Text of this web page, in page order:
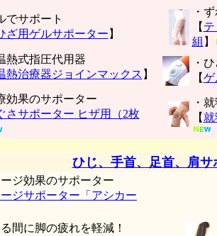
でサポート
ざ用ゲルサポーター 】
・
【
組 】
熱式指圧代用器
熱治療器ジョインマックス 】
・
【ゲ
効果のサポーター
さサポーター ヒザ用（2枚
・
【
ひじ、手首、足首、肩サ
ージ効果のサポーター
ジサポーター「アシカー
る間に脚の疲れを軽減！